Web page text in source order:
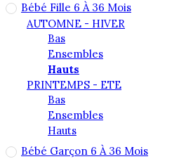
Bébé Fille 6 À 36 Mois
AUTOMNE - HIVER
Bas
Ensembles
Hauts
PRINTEMPS - ETE
Bas
Ensembles
Hauts
Bébé Garçon 6 À 36 Mois